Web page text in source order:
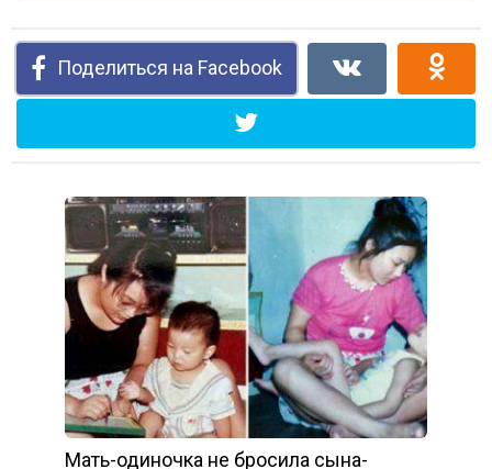
Поделиться на Facebook
Мать-одиночка не бросила сына-